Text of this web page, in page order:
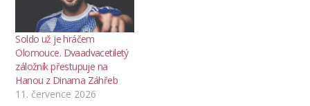
Soldo už je hráčem
Olomouce. Dvaadvacetiletý
záložník přestupuje na
Hanou z Dinama Záhřeb
11. července 2026